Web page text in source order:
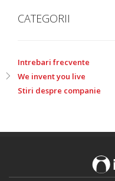
CATEGORII
Intrebari frecvente
We invent you live
Stiri despre companie